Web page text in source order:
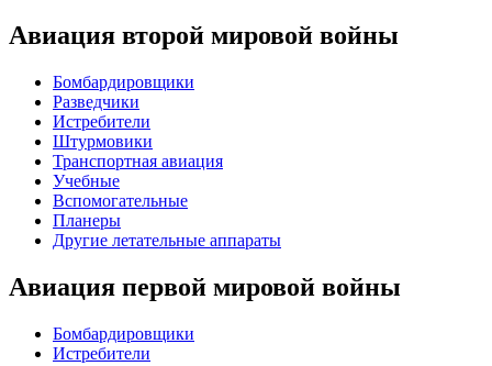
Авиация второй мировой войны
Бомбардировщики
Разведчики
Истребители
Штурмовики
Транспортная авиация
Учебные
Вспомогательные
Планеры
Другие летательные аппараты
Авиация первой мировой войны
Бомбардировщики
Истребители